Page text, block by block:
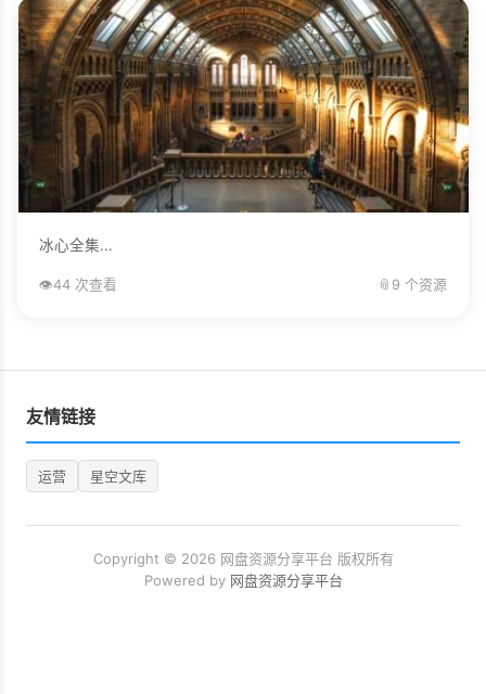
冰心全集...
👁️44 次查看 📎 9 个资源
友情链接
运营 星空文库
Copyright © 2026 网盘资源分享平台 版权所有
Powered by 网盘资源分享平台